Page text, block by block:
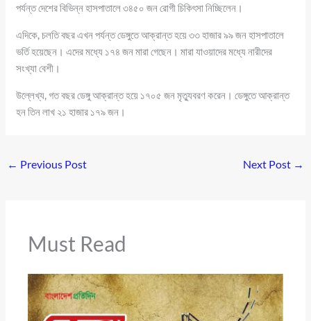
পর্যন্ত দেশের বিভিন্ন হাসপাতালে ৩৪৫০ জন রোগী চিকিৎসা নিচ্ছিলেন।
এদিকে, চলতি বছর এখন পর্যন্ত ডেঙ্গুতে আক্রান্ত হয়ে ৩৩ হাজার ৯৯ জন হাসপাতালে
ভর্তি হয়েছেন। এদের মধ্যে ১৭৪ জন মারা গেছেন। মারা যাওয়াদের মধ্যে নারীদের
সংখ্যা বেশী।
উল্লেখ্য, গত বছর ডেঙ্গু আক্রান্ত হয়ে ১৭০৫ জন মৃত্যুবরণ করেন। ডেঙ্গুতে আক্রান্ত
হন তিন লাখ ২১ হাজার ১৭৯ জন।
← Previous Post Next Post →
Must Read